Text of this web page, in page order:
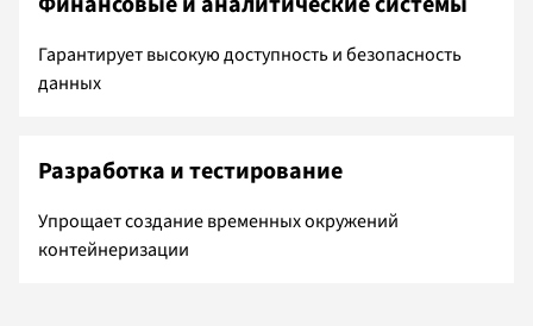
Гарантирует высокую доступность и безопасность
данных
Разработка и тестирование
Упрощает создание временных окружений
контейнеризации